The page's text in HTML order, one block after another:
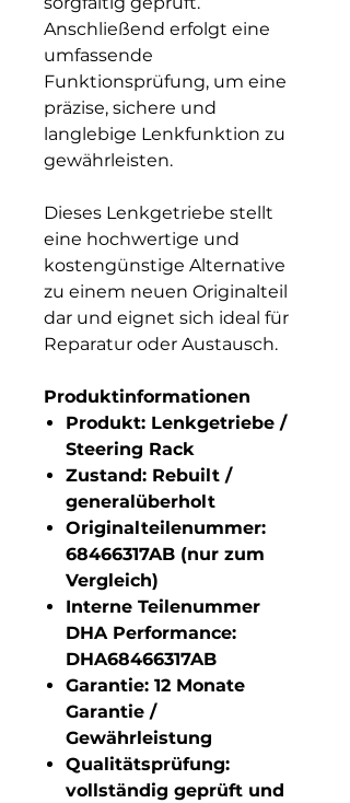
Anschließend erfolgt eine
umfassende
Funktionsprüfung, um eine
präzise, sichere und
langlebige Lenkfunktion zu
gewährleisten.
Dieses Lenkgetriebe stellt
eine hochwertige und
kostengünstige Alternative
zu einem neuen Originalteil
dar und eignet sich ideal für
Reparatur oder Austausch.
Produktinformationen
Produkt: Lenkgetriebe /
Steering Rack
Zustand: Rebuilt /
generalüberholt
Originalteilenummer:
68466317AB (nur zum
Vergleich)
Interne Teilenummer
DHA Performance:
DHA68466317AB
Garantie: 12 Monate
Garantie /
Gewährleistung
Qualitätsprüfung:
vollständig geprüft und